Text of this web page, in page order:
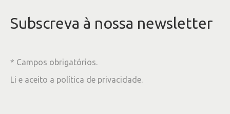
Subscreva à nossa newsletter
* Campos obrigatórios.
Li e aceito a política de privacidade.